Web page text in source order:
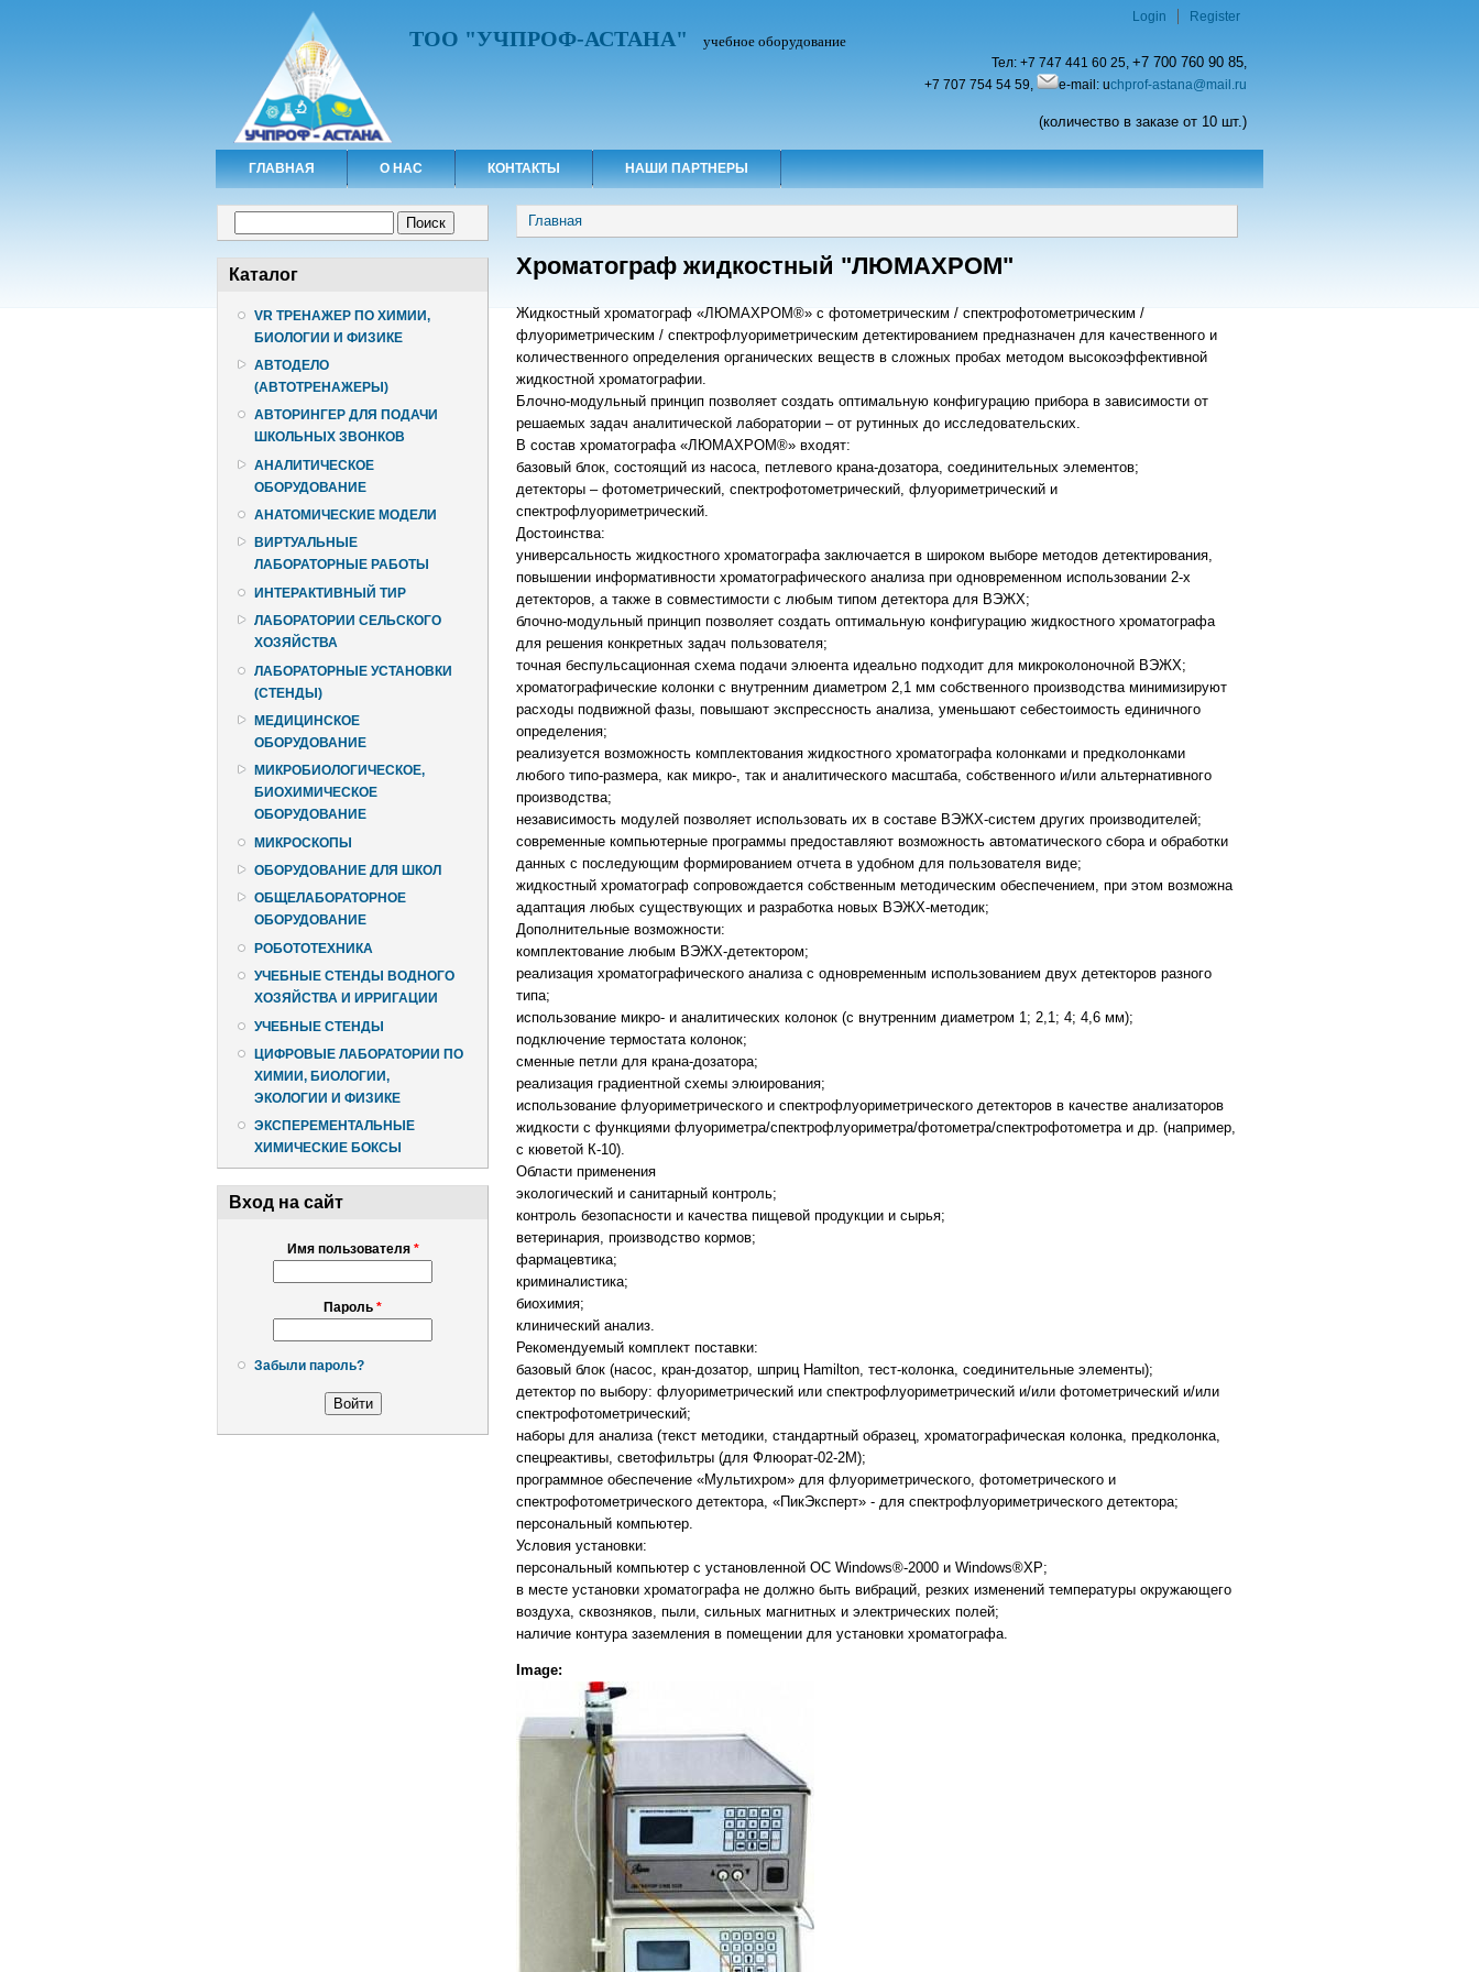
ТОО "УЧПРОФ-АСТАНА" учебное оборудование
Тел: +7 747 441 60 25, +7 700 760 90 85,
+7 707 754 54 59,
e-mail: uchprof-astana@mail.ru
(количество в заказе от 10 шт.)
Login Register
ГЛАВНАЯ О НАС КОНТАКТЫ НАШИ ПАРТНЕРЫ
Каталог
VR ТРЕНАЖЕР ПО ХИМИИ,
БИОЛОГИИ И ФИЗИКЕ
АВТОДЕЛО
(АВТОТРЕНАЖЕРЫ)
АВТОРИНГЕР ДЛЯ ПОДАЧИ
ШКОЛЬНЫХ ЗВОНКОВ
АНАЛИТИЧЕСКОЕ
ОБОРУДОВАНИЕ
АНАТОМИЧЕСКИЕ МОДЕЛИ
ВИРТУАЛЬНЫЕ
ЛАБОРАТОРНЫЕ РАБОТЫ
ИНТЕРАКТИВНЫЙ ТИР
ЛАБОРАТОРИИ СЕЛЬСКОГО
ХОЗЯЙСТВА
ЛАБОРАТОРНЫЕ УСТАНОВКИ
(СТЕНДЫ)
МЕДИЦИНСКОЕ
ОБОРУДОВАНИЕ
МИКРОБИОЛОГИЧЕСКОЕ,
БИОХИМИЧЕСКОЕ
ОБОРУДОВАНИЕ
МИКРОСКОПЫ
ОБОРУДОВАНИЕ ДЛЯ ШКОЛ
ОБЩЕЛАБОРАТОРНОЕ
ОБОРУДОВАНИЕ
РОБОТОТЕХНИКА
УЧЕБНЫЕ СТЕНДЫ ВОДНОГО
ХОЗЯЙСТВА И ИРРИГАЦИИ
УЧЕБНЫЕ СТЕНДЫ
ЦИФРОВЫЕ ЛАБОРАТОРИИ ПО
ХИМИИ, БИОЛОГИИ,
ЭКОЛОГИИ И ФИЗИКЕ
ЭКСПЕРЕМЕНТАЛЬНЫЕ
ХИМИЧЕСКИЕ БОКСЫ
Вход на сайт
Имя пользователя *
Пароль *
Забыли пароль?
Вы здесь
Главная
Хроматограф жидкостный "ЛЮМАХРОМ"
Жидкостный хроматограф «ЛЮМАХРОМ®» с фотометрическим / спектрофотометрическим /
флуориметрическим / спектрофлуориметрическим детектированием предназначен для качественного и
количественного определения органических веществ в сложных пробах методом высокоэффективной
жидкостной хроматографии.
Блочно-модульный принцип позволяет создать оптимальную конфигурацию прибора в зависимости от
решаемых задач аналитической лаборатории – от рутинных до исследовательских.
В состав хроматографа «ЛЮМАХРОМ®» входят:
базовый блок, состоящий из насоса, петлевого крана-дозатора, соединительных элементов;
детекторы – фотометрический, спектрофотометрический, флуориметрический и
спектрофлуориметрический.
Достоинства:
универсальность жидкостного хроматографа заключается в широком выборе методов детектирования,
повышении информативности хроматографического анализа при одновременном использовании 2-х
детекторов, а также в совместимости с любым типом детектора для ВЭЖХ;
блочно-модульный принцип позволяет создать оптимальную конфигурацию жидкостного хроматографа
для решения конкретных задач пользователя;
точная беспульсационная схема подачи элюента идеально подходит для микроколоночной ВЭЖХ;
хроматографические колонки с внутренним диаметром 2,1 мм собственного производства минимизируют
расходы подвижной фазы, повышают экспрессность анализа, уменьшают себестоимость единичного
определения;
реализуется возможность комплектования жидкостного хроматографа колонками и предколонками
любого типо-размера, как микро-, так и аналитического масштаба, собственного и/или альтернативного
производства;
независимость модулей позволяет использовать их в составе ВЭЖХ-систем других производителей;
современные компьютерные программы предоставляют возможность автоматического сбора и обработки
данных с последующим формированием отчета в удобном для пользователя виде;
жидкостный хроматограф сопровождается собственным методическим обеспечением, при этом возможна
адаптация любых существующих и разработка новых ВЭЖХ-методик;
Дополнительные возможности:
комплектование любым ВЭЖХ-детектором;
реализация хроматографического анализа с одновременным использованием двух детекторов разного
типа;
использование микро- и аналитических колонок (с внутренним диаметром 1; 2,1; 4; 4,6 мм);
подключение термостата колонок;
сменные петли для крана-дозатора;
реализация градиентной схемы элюирования;
использование флуориметрического и спектрофлуориметрического детекторов в качестве анализаторов
жидкости с функциями флуориметра/спектрофлуориметра/фотометра/спектрофотометра и др. (например,
с кюветой К-10).
Области применения
экологический и санитарный контроль;
контроль безопасности и качества пищевой продукции и сырья;
ветеринария, производство кормов;
фармацевтика;
криминалистика;
биохимия;
клинический анализ.
Рекомендуемый комплект поставки:
базовый блок (насос, кран-дозатор, шприц Hamilton, тест-колонка, соединительные элементы);
детектор по выбору: флуориметрический или спектрофлуориметрический и/или фотометрический и/или
спектрофотометрический;
наборы для анализа (текст методики, стандартный образец, хроматографическая колонка, предколонка,
спецреактивы, светофильтры (для Флюорат-02-2М);
программное обеспечение «Мультихром» для флуориметрического, фотометрического и
спектрофотометрического детектора, «ПикЭксперт» - для спектрофлуориметрического детектора;
персональный компьютер.
Условия установки:
персональный компьютер с установленной ОС Windows®-2000 и Windows®XP;
в месте установки хроматографа не должно быть вибраций, резких изменений температуры окружающего
воздуха, сквозняков, пыли, сильных магнитных и электрических полей;
наличие контура заземления в помещении для установки хроматографа.
Image: